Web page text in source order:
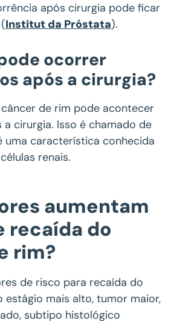
após cirurgia pode ficar
Institut da Próstata).
ocorrer
após a cirurgia?
de rim pode acontecer
cirurgia. Isso é chamado de
uma característica conhecida
renais.
aumentam
recaída do
rim?
de risco para recaída do
estágio mais alto, tumor maior,
subtipo histológico